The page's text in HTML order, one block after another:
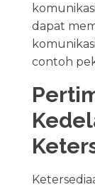
dapat
contoh